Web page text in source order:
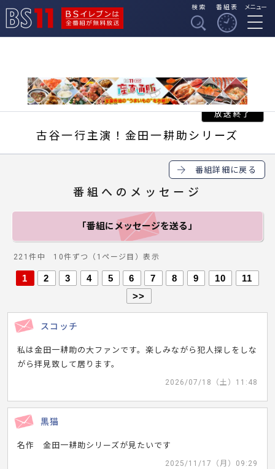
BSイレブンは全番組
検索 番組表 メニュー
古谷一行主演！金田一耕助シリーズ
番組詳細に戻る
番組へのメッセージ
「番組にメッセージを送る」
221件中 10件ずつ（1ページ目）表示
1 2 3 4 5 6 7 8 9 10
11
>>
スコッチ
私は金田一耕助の大ファンです。楽しみながら犯人探しをしな
がら拝見致して居ります。
2026/07/18（土）11:48
黒猫
名作 金田一耕助シリーズが見たいです
2025/11/17（月）09:29